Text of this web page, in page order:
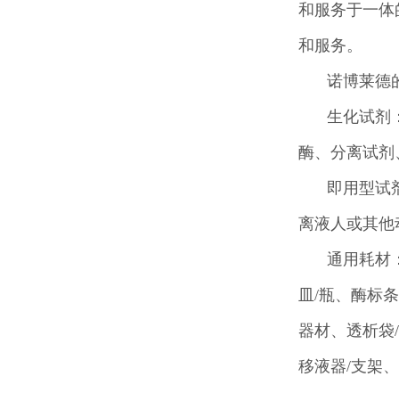
和服务于一
和服务。
诺博莱德
生化试剂
酶、分离试
即用型试
离液人或其
通用耗材
皿/瓶、酶标
器材、透析
移液器/支架